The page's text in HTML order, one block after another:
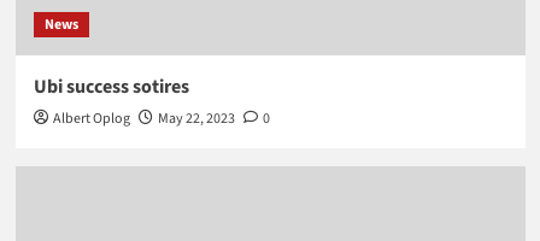
News
Ubi success sotires
Albert Oplog May 22, 2023 0